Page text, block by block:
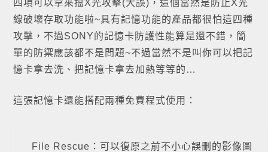
四項可以拿來擋X光攻擊(大誤)，這個當然是防止X光
線破壞存取功能啦~具有記憶功能的產品都很怕這四種
攻擊，不過SONY的記憶卡防護性能算是還不錯，簡
單的防禦應該都不是問題~不過當然不是叫你可以把記
憶卡拿去洗、把記憶卡拿去加熱等等的…
這張記憶卡還能搭配兩種免費程式使用：
File Rescue：可以復原之前不小心誤刪的影像圖